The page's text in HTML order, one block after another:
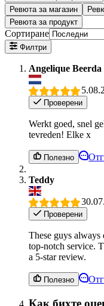
Ревюта за магазин
Ревюта за продукт
Сортиране
Филтри
Angelique Beerda
Проверени
Werkt goed, snel
tevreden! Elke x
Полезно
Teddy
Проверени
These guys
top-notch service.
a 5-star review.
Полезно
Как бихте